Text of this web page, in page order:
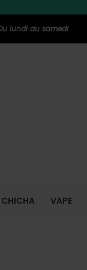
lundi au samedi
CHICHA VAPE